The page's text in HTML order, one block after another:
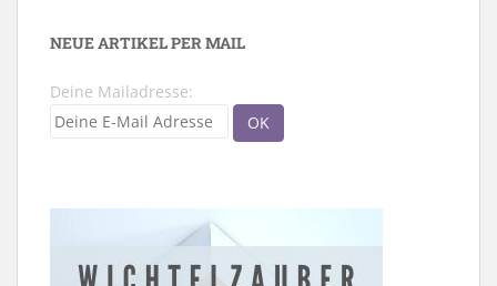
NEUE ARTIKEL PER MAIL
Deine Mailadresse: